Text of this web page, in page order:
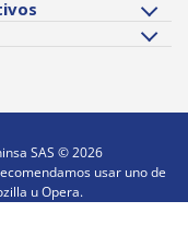
SAS ©2026
usar uno de
u Opera.